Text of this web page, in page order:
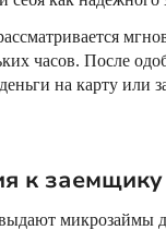
часов. После
на карту или
к заемщику
микрозаймы